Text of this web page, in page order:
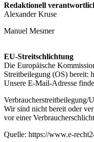
Redaktionell
Alexander Kruse
Manuel Mesmer
EU-Streitschlichtung
Die Europäische
Streitbeilegung (OS) bereit:
Unsere E-Mail-Adresse
Verbraucherstreitbeilegung/
Wir sind nicht bereit oder
vor einer
Quelle: https://www.e-